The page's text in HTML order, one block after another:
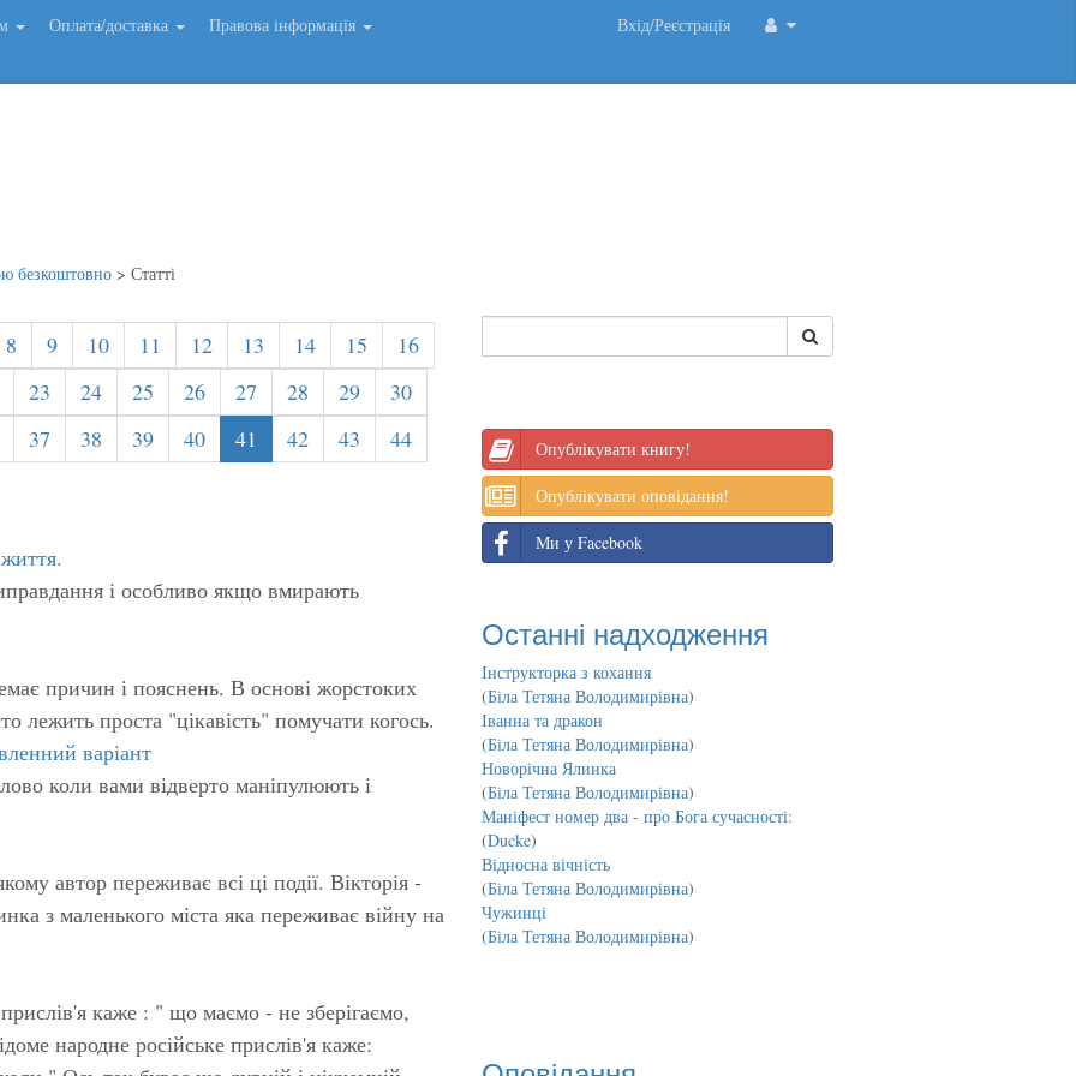
Оплата/доставка Правова інформація Вхід/Реєстрація
безкоштовно > Статті
8 9 10 11 12 13 14 15
16
23
24 25 26 27 28 29
30
37
38 39 40 41 42 43 44
і особливо якщо вмирають
причин і пояснень. В основі жорстоких
лежить проста "цікавість" помучати когось.
варіант
коли вами відверто маніпулюють і
автор переживає всі ці події. Вікторія -
з маленького міста яка переживає війну на
каже : " що маємо - не зберігаємо,
народне російське прислів'я каже:
Опублікувати книгу!
Опублікувати оповідання!
Ми у Facebook
Останні надходження
Інструкторка з кохання
(Біла Тетяна Володимирівна)
Іванна та дракон
(Біла Тетяна Володимирівна)
Новорічна Ялинка
(Біла Тетяна Володимирівна)
Маніфест номер два - про Бога сучасності:
(Ducke)
Відносна вічність
(Біла Тетяна Володимирівна)
Чужинці
(Біла Тетяна Володимирівна)